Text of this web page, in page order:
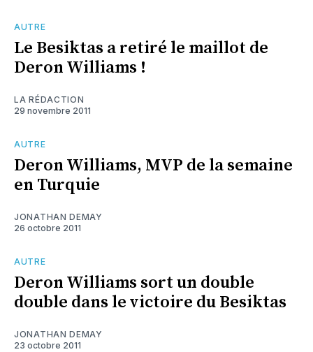
AUTRE
Le Besiktas a retiré le maillot de
Deron Williams !
LA RÉDACTION
29 novembre 2011
AUTRE
Deron Williams, MVP de la semaine
en Turquie
JONATHAN DEMAY
26 octobre 2011
AUTRE
Deron Williams sort un double
double dans le victoire du Besiktas
JONATHAN DEMAY
23 octobre 2011